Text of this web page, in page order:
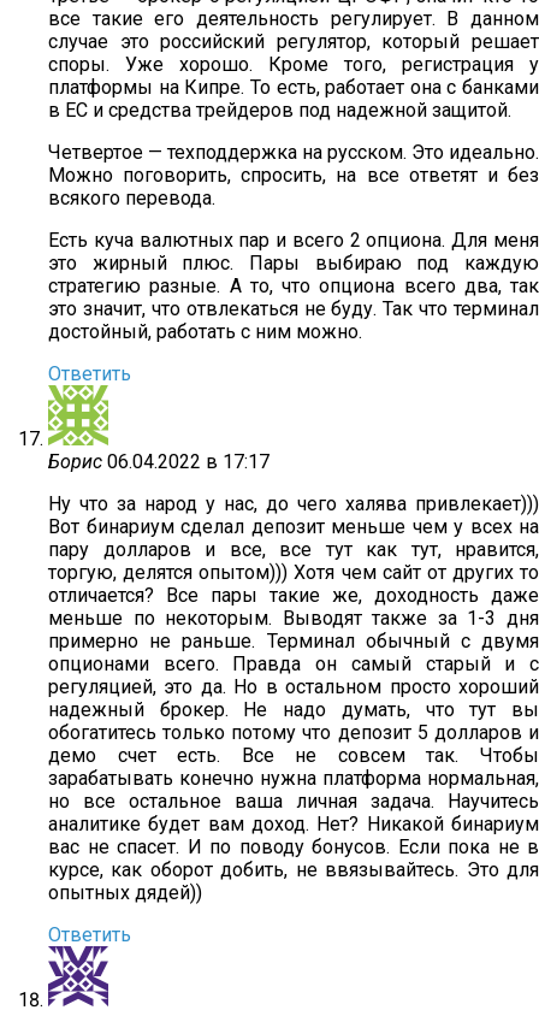
все такие его деятельность регулирует. В данном
случае это российский регулятор, который решает
споры. Уже хорошо. Кроме того, регистрация у
платформы на Кипре. То есть, работает она с банками
в ЕС и средства трейдеров под надежной защитой.
Четвертое — техподдержка на русском. Это идеально.
Можно поговорить, спросить, на все ответят и без
всякого перевода.
Есть куча валютных пар и всего 2 опциона. Для меня
это жирный плюс. Пары выбираю под каждую
стратегию разные. А то, что опциона всего два, так
это значит, что отвлекаться не буду. Так что терминал
достойный, работать с ним можно.
Ответить
Борис 06.04.2022 в 17:17
Ну что за народ у нас, до чего халява привлекает)))
Вот бинариум сделал депозит меньше чем у всех на
пару долларов и все, все тут как тут, нравится,
торгую, делятся опытом))) Хотя чем сайт от других то
отличается? Все пары такие же, доходность даже
меньше по некоторым. Выводят также за 1-3 дня
примерно не раньше. Терминал обычный с двумя
опционами всего. Правда он самый старый и с
регуляцией, это да. Но в остальном просто хороший
надежный брокер. Не надо думать, что тут вы
обогатитесь только потому что депозит 5 долларов и
демо счет есть. Все не совсем так. Чтобы
зарабатывать конечно нужна платформа нормальная,
но все остальное ваша личная задача. Научитесь
аналитике будет вам доход. Нет? Никакой бинариум
вас не спасет. И по поводу бонусов. Если пока не в
курсе, как оборот добить, не ввязывайтесь. Это для
опытных дядей))
Ответить